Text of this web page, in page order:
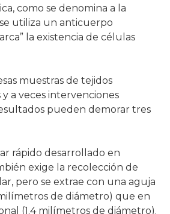
como se denomina a la
utiliza un anticuerpo
la existencia de células
muestras de tejidos
a veces intervenciones
pueden demorar tres
rápido desarrollado en
exige la recolección de
pero se extrae con una aguja
de diámetro) que en
(1.4 milímetros de diámetro).